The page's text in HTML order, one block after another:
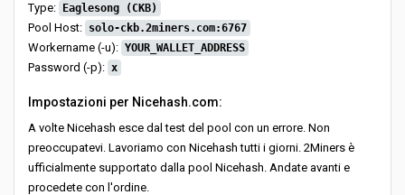
Type: Eaglesong (CKB)
Pool Host: solo-ckb.2miners.com:6767
Workername (-u): YOUR_WALLET_ADDRESS
Password (-p): x
Impostazioni per Nicehash.com:
A volte Nicehash esce dal test del pool con un errore. Non
preoccupatevi. Lavoriamo con Nicehash tutti i giorni. 2Miners è
ufficialmente supportato dalla pool Nicehash. Andate avanti e
procedete con l'ordine.